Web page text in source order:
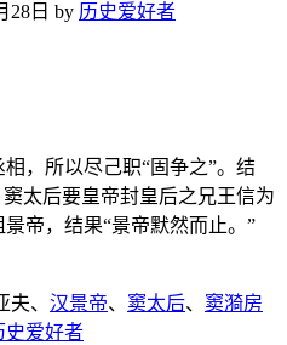
28日 by 历史爱好者
，所以尽己职“固争之”。结
太后要皇帝封皇后之兄王信为
帝，结果“景帝默然而止。”
夫、 汉景帝、 窦太后、 窦漪房
史爱好者